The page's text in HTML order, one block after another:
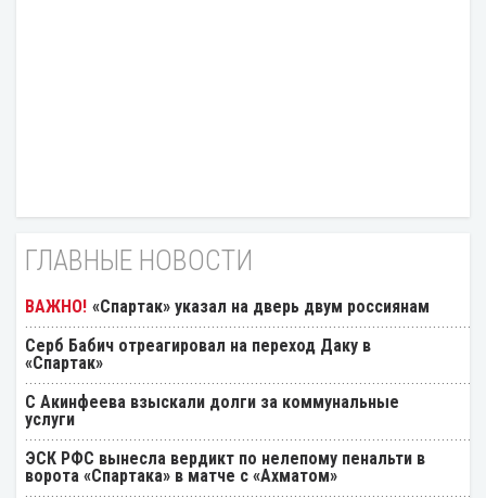
ГЛАВНЫЕ НОВОСТИ
«Спартак» указал на дверь двум россиянам
Серб Бабич отреагировал на переход Даку в
«Спартак»
С Акинфеева взыскали долги за коммунальные
услуги
ЭСК РФС вынесла вердикт по нелепому пенальти в
ворота «Спартака» в матче с «Ахматом»